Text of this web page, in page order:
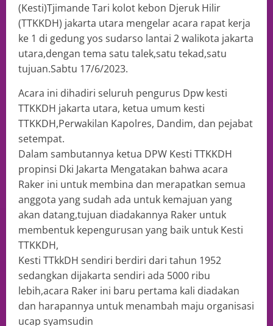
(Kesti)Tjimande Tari kolot kebon Djeruk Hilir
(TTKKDH) jakarta utara mengelar acara rapat kerja
ke 1 di gedung yos sudarso lantai 2 walikota jakarta
utara,dengan tema satu talek,satu tekad,satu
tujuan.Sabtu 17/6/2023.
Acara ini dihadiri seluruh pengurus Dpw kesti
TTKKDH jakarta utara, ketua umum kesti
TTKKDH,Perwakilan Kapolres, Dandim, dan pejabat
setempat.
Dalam sambutannya ketua DPW Kesti TTKKDH
propinsi Dki Jakarta Mengatakan bahwa acara
Raker ini untuk membina dan merapatkan semua
anggota yang sudah ada untuk kemajuan yang
akan datang,tujuan diadakannya Raker untuk
membentuk kepengurusan yang baik untuk Kesti
TTKKDH,
Kesti TTkkDH sendiri berdiri dari tahun 1952
sedangkan dijakarta sendiri ada 5000 ribu
lebih,acara Raker ini baru pertama kali diadakan
dan harapannya untuk menambah maju organisasi
ucap syamsudin